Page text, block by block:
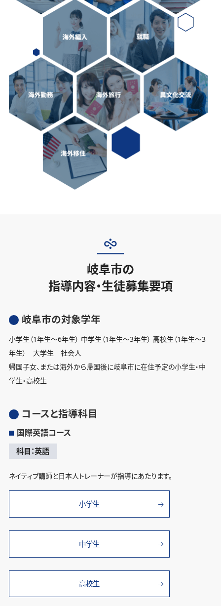
岐阜市の
指導内容・生徒募集要項
岐阜市の対象学年
小学生（1年生〜6年生） 中学生（1年生〜3年生） 高校生（1年生〜3
年生） 大学生 社会人
帰国子女、または海外から帰国後に岐阜市に在住予定の小学生・中
学生・高校生
コースと指導科目
国際英語コース
科目：英語
ネイティブ講師と日本人トレーナーが指導にあたります。
小学生
中学生
高校生